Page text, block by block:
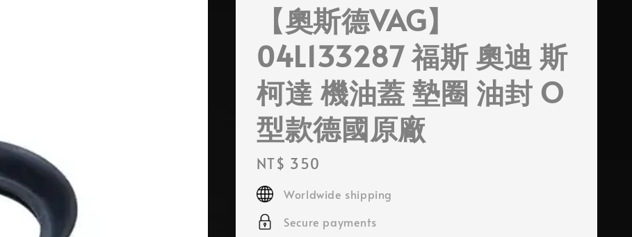
【奧斯德VAG】
04L133287 福斯 奧迪 斯
柯達 機油蓋 墊圈 油封 O
型款德國原廠
Regular
price
NT$ 350
Worldwide shipping
Secure payments